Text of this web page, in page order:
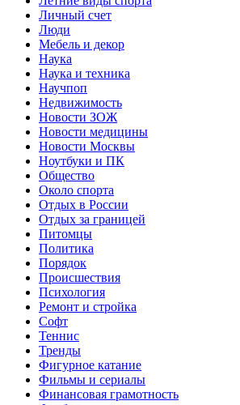
Личный счет
Люди
Мебель и декор
Наука
Наука и техника
Научпоп
Недвижимость
Новости ЗОЖ
Новости медицины
Новости Москвы
Ноутбуки и ПК
Общество
Около спорта
Отдых в России
Отдых за границей
Питомцы
Политика
Порядок
Происшествия
Психология
Ремонт и стройка
Софт
Теннис
Тренды
Фигурное катание
Фильмы и сериалы
Финансовая грамотность